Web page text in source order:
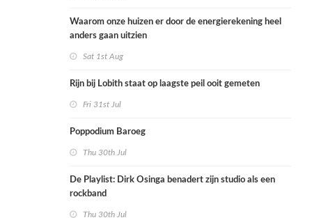
Waarom onze huizen er door de energierekening heel
anders gaan uitzien
Sat 1st Aug
Rijn bij Lobith staat op laagste peil ooit gemeten
Fri 31st Jul
Poppodium Baroeg
Thu 30th Jul
De Playlist: Dirk Osinga benadert zijn studio als een
rockband
Thu 30th Jul